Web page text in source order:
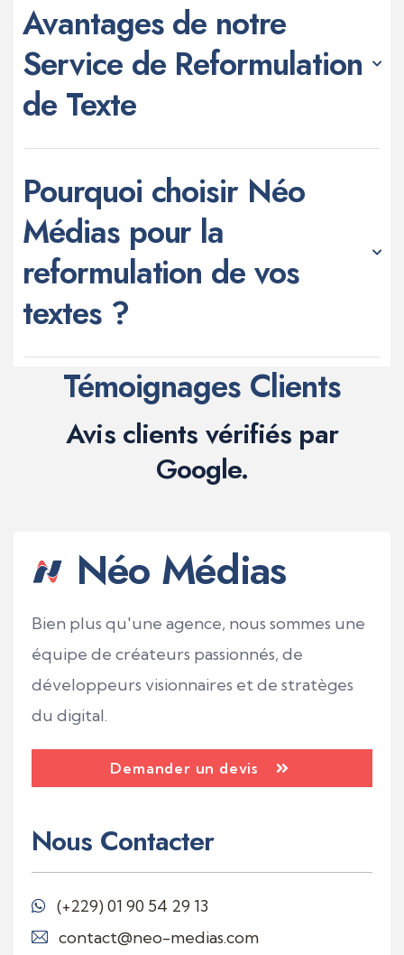
Avantages de notre
Service de Reformulation
de Texte
Pourquoi choisir Néo
Médias pour la
reformulation de vos
textes ?
Témoignages Clients
Avis clients vérifiés par
Google.
Néo Médias
Bien plus qu'une agence, nous sommes une
équipe de créateurs passionnés, de
développeurs visionnaires et de stratèges
du digital.
Demander un devis
Nous Contacter
(+229)01 90 54 29 13
contact@neo-medias.com